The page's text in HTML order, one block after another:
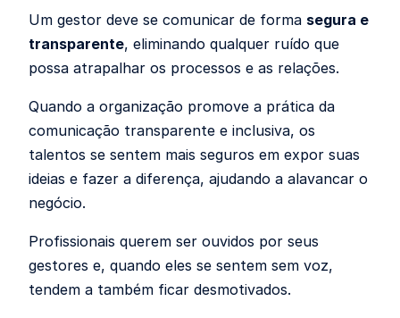
Um gestor deve se comunicar de forma segura e
transparente, eliminando qualquer ruído que
possa atrapalhar os processos e as relações.
Quando a organização promove a prática da
comunicação transparente e inclusiva, os
talentos se sentem mais seguros em expor suas
ideias e fazer a diferença, ajudando a alavancar o
negócio.
Profissionais querem ser ouvidos por seus
gestores e, quando eles se sentem sem voz,
tendem a também ficar desmotivados.